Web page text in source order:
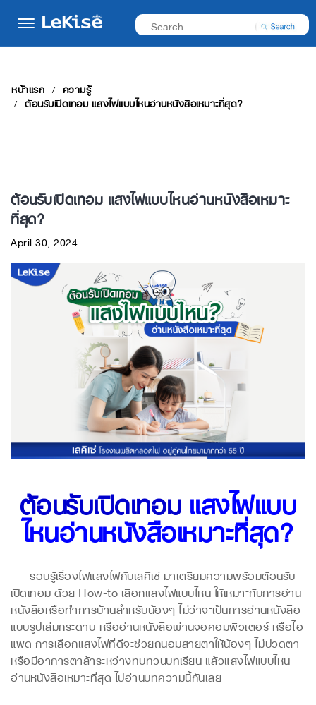
หน้าแรก ความรู้
ต้อนรับเปิดเทอม แสงไฟแบบไหนอ่านหนังสือเหมาะที่สุด?
ต้อนรับเปิดเทอม แสงไฟแบบไหนอ่านหนังสือเหมาะ
ที่สุด?
April 30, 2024
ต้อนรับเปิดเทอมแสงไฟแบบ
ไหนอ่านหนังสือเหมาะที่สุด?
รอบรู้เรื่องไฟแสงไฟกับเลคิเซ่ มาเตรียมความพร้อมต้อนรับ
เปิดเทอม ด้วย How-to เลือกแสงไฟแบบไหน ให้เหมาะกับการอ่าน
หนังสือหรือทำการบ้านสำหรับน้องๆ ไม่ว่าจะเป็นการอ่านหนังสือ
แบบรูปเล่มกระดาษ หรืออ่านหนังสือผ่านจอคอมพิวเตอร์ หรือไอ
แพด การเลือกแสงไฟที่ดีจะช่วยถนอมสายตาให้น้องๆ ไม่ปวดตา
หรือมีอาการตาล้าระหว่างทบทวนบทเรียน แล้วแสงไฟแบบไหน
อ่านหนังสือเหมาะที่สุด ไปอ่านบทความนี้กันเลย